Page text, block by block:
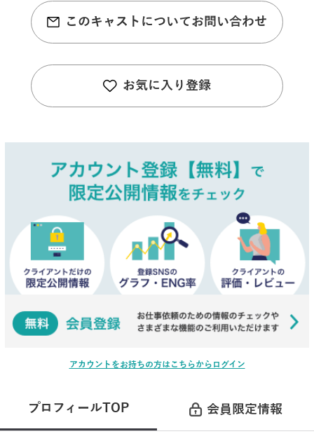
このキャストについてお問い合わせ
お気に入り登録
アカウントをお持ちの方はこちらからログイン
プロフィールTOP 会員限定情報